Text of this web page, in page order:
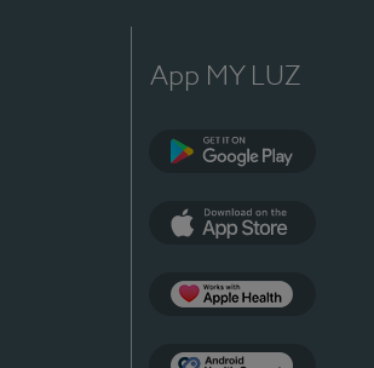
App MY LUZ